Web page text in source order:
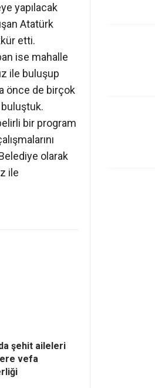
yapılacak
Atatürk
etti.
ise mahalle
ile buluşup
önce de birçok
bir program
olarak
ile
şehit aileleri
vefa